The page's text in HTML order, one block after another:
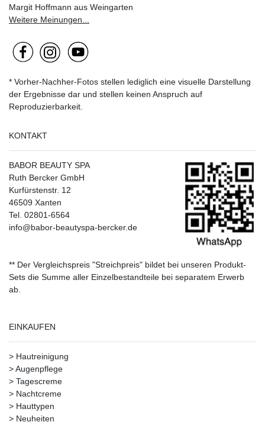
Margit Hoffmann aus Weingarten
Weitere Meinungen...
* Vorher-Nachher-Fotos stellen lediglich eine visuelle Darstellung
der Ergebnisse dar und stellen keinen Anspruch auf
Reproduzierbarkeit.
KONTAKT
BABOR BEAUTY SPA
Ruth Bercker GmbH
Kurfürstenstr. 12
46509 Xanten
Tel. 02801-6564
info@babor-beautyspa-bercker.de
** Der Vergleichspreis "Streichpreis" bildet bei unseren Produkt-
Sets die Summe aller Einzelbestandteile bei separatem Erwerb
ab.
EINKAUFEN
> Hautreinigung
>Augenpflege
> Tagescreme
> Nachtcreme
> Hauttypen
> Neuheiten